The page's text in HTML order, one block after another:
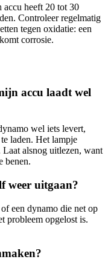
accu heeft 20 tot 30
Controleer regelmatig
tegen oxidatie: een
corrosie.
accu laadt wel
wel iets levert,
laden. Het lampje
Laat alsnog uitlezen, want
benen.
weer uitgaan?
een dynamo die net op
probleem opgelost is.